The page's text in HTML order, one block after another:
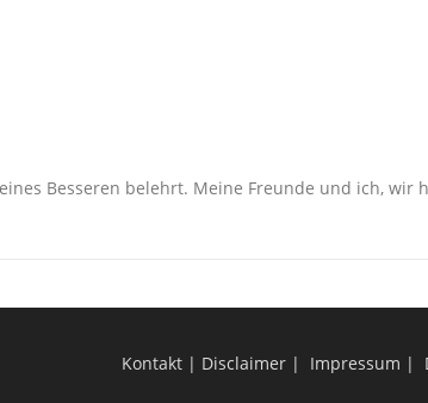
Besseren belehrt. Meine Freunde und ich, wir
Kontakt | Disclaimer | Impressum |